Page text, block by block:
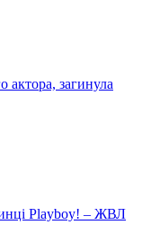
актора, загинула
Playboy! – ЖВЛ